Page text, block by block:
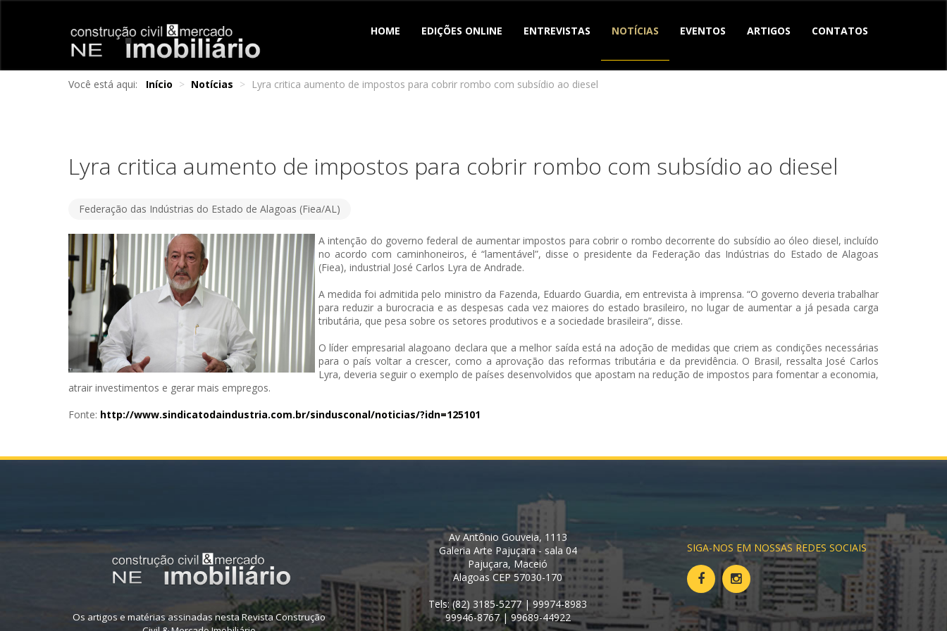
HOME EDIÇÕES ONLINE ENTREVISTAS NOTÍCIAS EVENTOS ARTIGOS CONTATOS
Você está aqui: Início > Notícias > Lyra critica aumento de impostos para cobrir rombo com subsídio ao diesel
Lyra critica aumento de impostos para cobrir rombo com subsídio ao diesel
Federação das Indústrias do Estado de Alagoas (Fiea/AL)
A intenção do governo federal de aumentar impostos para cobrir o rombo decorrente do subsídio ao óleo diesel, incluído
no acordo com caminhoneiros, é “lamentável”, disse o presidente da Federação das Indústrias do Estado de Alagoas
(Fiea), industrial José Carlos Lyra de Andrade.
A medida foi admitida pelo ministro da Fazenda, Eduardo Guardia, em entrevista à imprensa. “O governo deveria trabalhar
para reduzir a burocracia e as despesas cada vez maiores do estado brasileiro, no lugar de aumentar a já pesada carga
tributária, que pesa sobre os setores produtivos e a sociedade brasileira”, disse.
O líder empresarial alagoano declara que a melhor saída está na adoção de medidas que criem as condições necessárias
para o país voltar a crescer, como a aprovação das reformas tributária e da previdência. O Brasil, ressalta José Carlos
Lyra, deveria seguir o exemplo de países desenvolvidos que apostam na redução de impostos para fomentar a economia,
atrair investimentos e gerar mais empregos.
Fonte: http://www.sindicatodaindustria.com.br/sindusconal/noticias/?idn=125101
Os artigos e matérias assinadas nesta Revista Construção
Av Antônio Gouveia, 1113
Galeria Arte Pajuçara - sala 04
Pajuçara, Maceió
Alagoas CEP 57030-170
Tels: (82) 3185-5277 | 99974-8983
99946-8767 | 99689-44922
SIGA-NOS EM NOSSAS REDES SOCIAIS